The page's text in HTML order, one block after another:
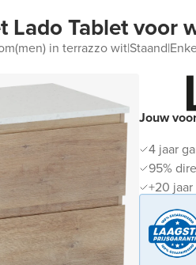
Tablet voor
in terrazzo wit|Staand|
Jouw
4 jaar
95%
+20